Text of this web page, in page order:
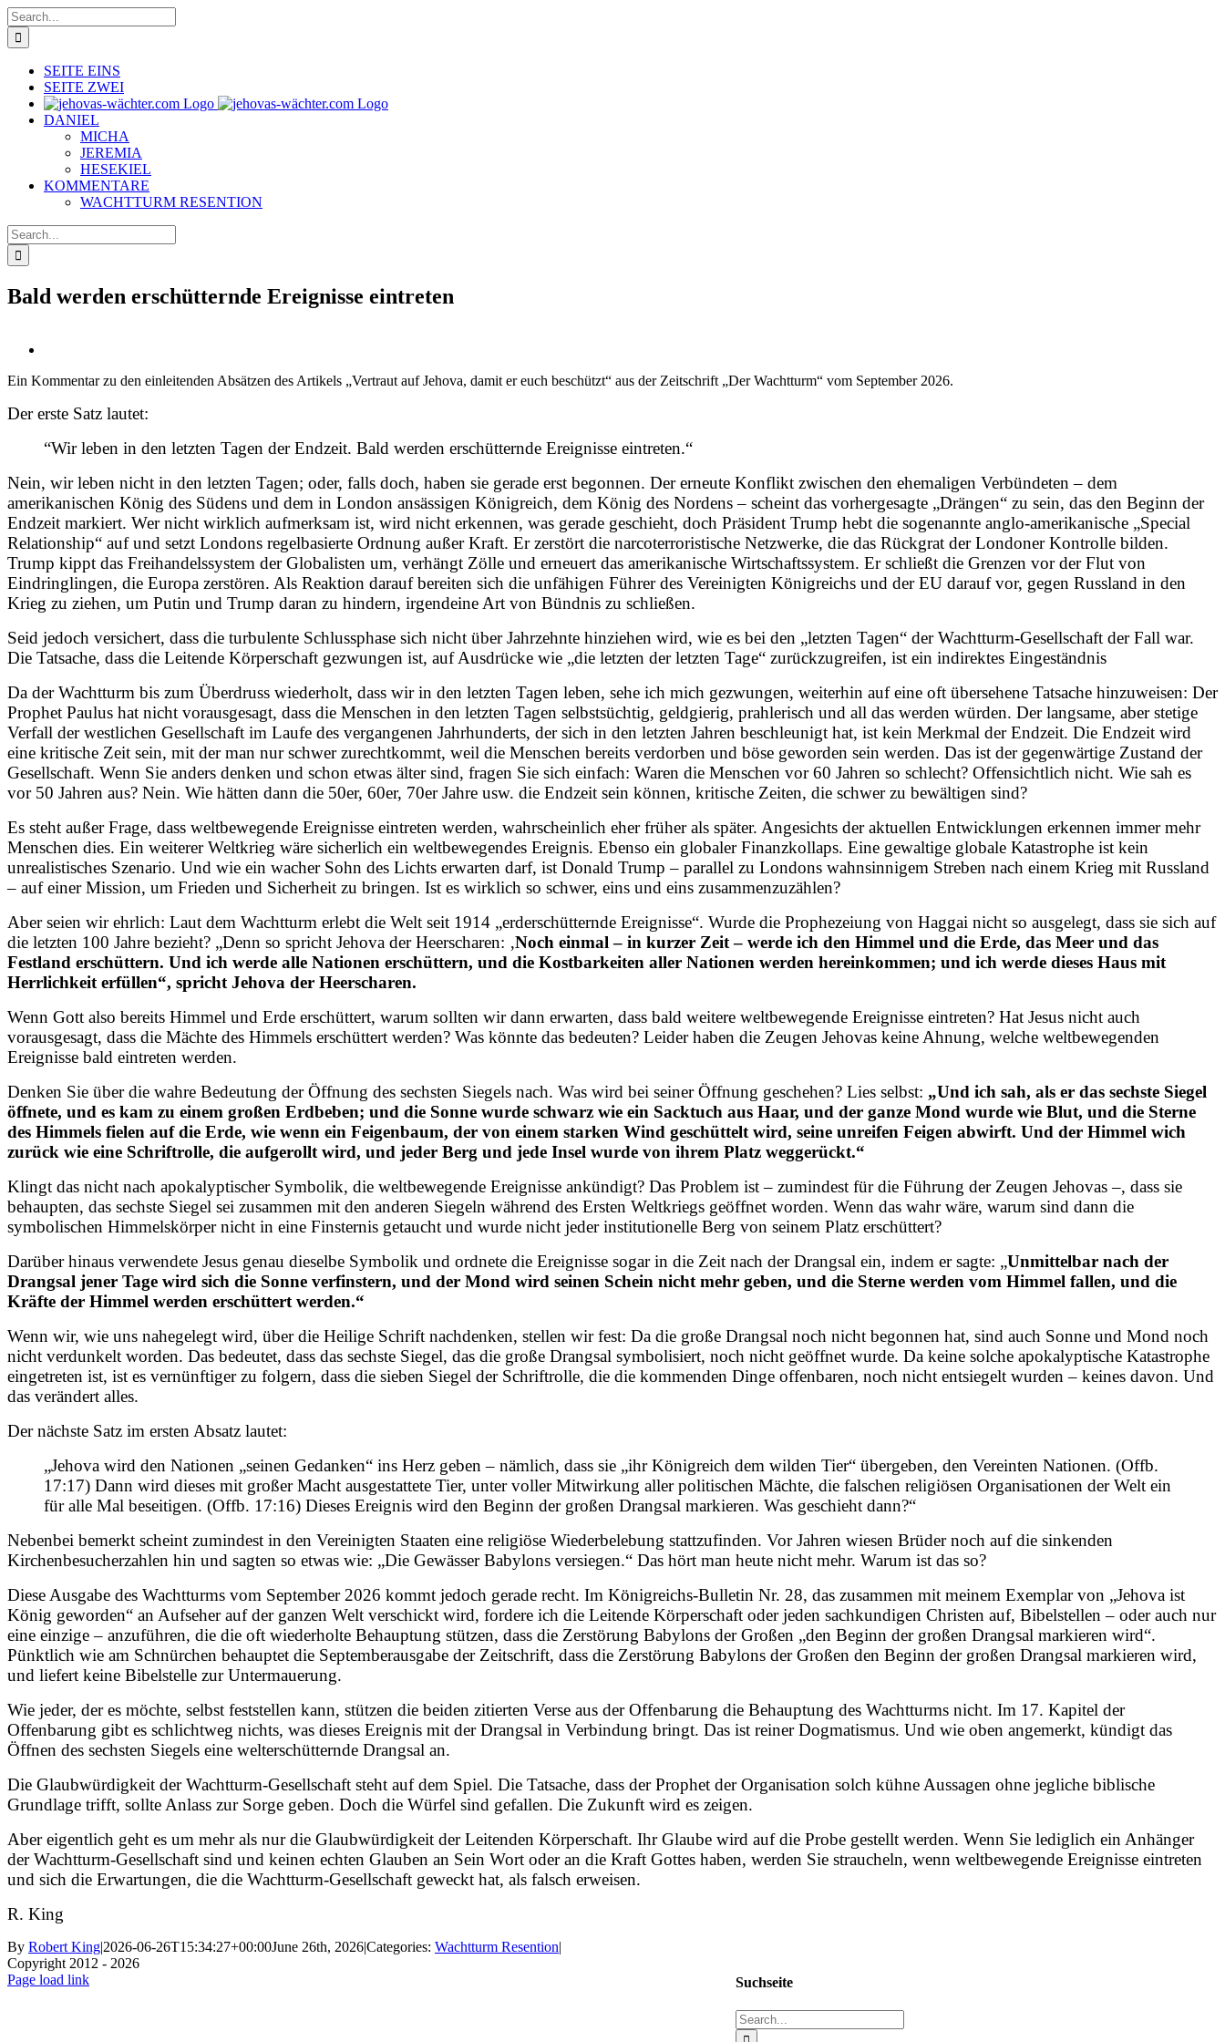
Skip
to
content
Search
for:
SEITE EINS
SEITE ZWEI
DANIEL
MICHA
JEREMIA
HESEKIEL
KOMMENTARE
WACHTTURM RESENTION
Search
for:
Bald werden erschütternde Ereignisse eintreten
Image
Ein Kommentar zu den einleitenden Absätzen des Artikels „Vertraut auf Jehova, damit er euch beschützt“ aus der Zeitschrift „Der Wachtturm“ vom September 2026.
Der erste Satz lautet:
“Wir leben in den letzten Tagen der Endzeit. Bald werden erschütternde Ereignisse eintreten.“
Nein, wir leben nicht in den letzten Tagen; oder, falls doch, haben sie gerade erst begonnen. Der erneute Konflikt zwischen den ehemaligen Verbündeten – dem
amerikanischen König des Südens und dem in London ansässigen Königreich, dem König des Nordens – scheint das vorhergesagte „Drängen“ zu sein, das den Beginn der
Endzeit markiert. Wer nicht wirklich aufmerksam ist, wird nicht erkennen, was gerade geschieht, doch Präsident Trump hebt die sogenannte anglo-amerikanische „Special
Relationship“ auf und setzt Londons regelbasierte Ordnung außer Kraft. Er zerstört die narcoterroristische Netzwerke, die das Rückgrat der Londoner Kontrolle bilden.
Trump kippt das Freihandelssystem der Globalisten um, verhängt Zölle und erneuert das amerikanische Wirtschaftssystem. Er schließt die Grenzen vor der Flut von
Eindringlingen, die Europa zerstören. Als Reaktion darauf bereiten sich die unfähigen Führer des Vereinigten Königreichs und der EU darauf vor, gegen Russland in den
Krieg zu ziehen, um Putin und Trump daran zu hindern, irgendeine Art von Bündnis zu schließen.
Seid jedoch versichert, dass die turbulente Schlussphase sich nicht über Jahrzehnte hinziehen wird, wie es bei den „letzten Tagen“ der Wachtturm-Gesellschaft der Fall war.
Die Tatsache, dass die Leitende Körperschaft gezwungen ist, auf Ausdrücke wie „die letzten der letzten Tage“ zurückzugreifen, ist ein indirektes Eingeständnis
Da der Wachtturm bis zum Überdruss wiederholt, dass wir in den letzten Tagen leben, sehe ich mich gezwungen, weiterhin auf eine oft übersehene Tatsache hinzuweisen: Der
Prophet Paulus hat nicht vorausgesagt, dass die Menschen in den letzten Tagen selbstsüchtig, geldgierig, prahlerisch und all das werden würden. Der langsame, aber stetige
Verfall der westlichen Gesellschaft im Laufe des vergangenen Jahrhunderts, der sich in den letzten Jahren beschleunigt hat, ist kein Merkmal der Endzeit. Die Endzeit wird
eine kritische Zeit sein, mit der man nur schwer zurechtkommt, weil die Menschen bereits verdorben und böse geworden sein werden. Das ist der gegenwärtige Zustand der
Gesellschaft. Wenn Sie anders denken und schon etwas älter sind, fragen Sie sich einfach: Waren die Menschen vor 60 Jahren so schlecht? Offensichtlich nicht. Wie sah es
vor 50 Jahren aus? Nein. Wie hätten dann die 50er, 60er, 70er Jahre usw. die Endzeit sein können, kritische Zeiten, die schwer zu bewältigen sind?
Es steht außer Frage, dass weltbewegende Ereignisse eintreten werden, wahrscheinlich eher früher als später. Angesichts der aktuellen Entwicklungen erkennen immer mehr
Menschen dies. Ein weiterer Weltkrieg wäre sicherlich ein weltbewegendes Ereignis. Ebenso ein globaler Finanzkollaps. Eine gewaltige globale Katastrophe ist kein
unrealistisches Szenario. Und wie ein wacher Sohn des Lichts erwarten darf, ist Donald Trump – parallel zu Londons wahnsinnigem Streben nach einem Krieg mit Russland
– auf einer Mission, um Frieden und Sicherheit zu bringen. Ist es wirklich so schwer, eins und eins zusammenzuzählen?
Aber seien wir ehrlich: Laut dem Wachtturm erlebt die Welt seit 1914 „erderschütternde Ereignisse“. Wurde die Prophezeiung von Haggai nicht so ausgelegt, dass sie sich auf
die letzten 100 Jahre bezieht? „Denn so spricht Jehova der Heerscharen: ‚Noch einmal – in kurzer Zeit – werde ich den Himmel und die Erde, das Meer und das
Festland erschüttern. Und ich werde alle Nationen erschüttern, und die Kostbarkeiten aller Nationen werden hereinkommen; und ich werde dieses Haus mit
Herrlichkeit erfüllen“, spricht Jehova der Heerscharen.
Wenn Gott also bereits Himmel und Erde erschüttert, warum sollten wir dann erwarten, dass bald weitere weltbewegende Ereignisse eintreten? Hat Jesus nicht auch
vorausgesagt, dass die Mächte des Himmels erschüttert werden? Was könnte das bedeuten? Leider haben die Zeugen Jehovas keine Ahnung, welche weltbewegenden
Ereignisse bald eintreten werden.
Denken Sie über die wahre Bedeutung der Öffnung des sechsten Siegels nach. Was wird bei seiner Öffnung geschehen? Lies selbst: „Und ich sah, als er das sechste Siegel
öffnete, und es kam zu einem großen Erdbeben; und die Sonne wurde schwarz wie ein Sacktuch aus Haar, und der ganze Mond wurde wie Blut, und die Sterne
des Himmels fielen auf die Erde, wie wenn ein Feigenbaum, der von einem starken Wind geschüttelt wird, seine unreifen Feigen abwirft. Und der Himmel wich
zurück wie eine Schriftrolle, die aufgerollt wird, und jeder Berg und jede Insel wurde von ihrem Platz weggerückt.“
Klingt das nicht nach apokalyptischer Symbolik, die weltbewegende Ereignisse ankündigt? Das Problem ist – zumindest für die Führung der Zeugen Jehovas –, dass sie
behaupten, das sechste Siegel sei zusammen mit den anderen Siegeln während des Ersten Weltkriegs geöffnet worden. Wenn das wahr wäre, warum sind dann die
symbolischen Himmelskörper nicht in eine Finsternis getaucht und wurde nicht jeder institutionelle Berg von seinem Platz erschüttert?
Darüber hinaus verwendete Jesus genau dieselbe Symbolik und ordnete die Ereignisse sogar in die Zeit nach der Drangsal ein, indem er sagte: „Unmittelbar nach der
Drangsal jener Tage wird sich die Sonne verfinstern, und der Mond wird seinen Schein nicht mehr geben, und die Sterne werden vom Himmel fallen, und die
Kräfte der Himmel werden erschüttert werden.“
Wenn wir, wie uns nahegelegt wird, über die Heilige Schrift nachdenken, stellen wir fest: Da die große Drangsal noch nicht begonnen hat, sind auch Sonne und Mond noch
nicht verdunkelt worden. Das bedeutet, dass das sechste Siegel, das die große Drangsal symbolisiert, noch nicht geöffnet wurde. Da keine solche apokalyptische Katastrophe
eingetreten ist, ist es vernünftiger zu folgern, dass die sieben Siegel der Schriftrolle, die die kommenden Dinge offenbaren, noch nicht entsiegelt wurden – keines davon. Und
das verändert alles.
Der nächste Satz im ersten Absatz lautet:
„Jehova wird den Nationen „seinen Gedanken“ ins Herz geben – nämlich, dass sie „ihr Königreich dem wilden Tier“ übergeben, den Vereinten Nationen. (Offb.
17:17) Dann wird dieses mit großer Macht ausgestattete Tier, unter voller Mitwirkung aller politischen Mächte, die falschen religiösen Organisationen der Welt ein
für alle Mal beseitigen. (Offb. 17:16) Dieses Ereignis wird den Beginn der großen Drangsal markieren. Was geschieht dann?“
Nebenbei bemerkt scheint zumindest in den Vereinigten Staaten eine religiöse Wiederbelebung stattzufinden. Vor Jahren wiesen Brüder noch auf die sinkenden
Kirchenbesucherzahlen hin und sagten so etwas wie: „Die Gewässer Babylons versiegen.“ Das hört man heute nicht mehr. Warum ist das so?
Diese Ausgabe des Wachtturms vom September 2026 kommt jedoch gerade recht. Im Königreichs-Bulletin Nr. 28, das zusammen mit meinem Exemplar von „Jehova ist
König geworden“ an Aufseher auf der ganzen Welt verschickt wird, fordere ich die Leitende Körperschaft oder jeden sachkundigen Christen auf, Bibelstellen – oder auch nur
eine einzige – anzuführen, die die oft wiederholte Behauptung stützen, dass die Zerstörung Babylons der Großen „den Beginn der großen Drangsal markieren wird“.
Pünktlich wie am Schnürchen behauptet die Septemberausgabe der Zeitschrift, dass die Zerstörung Babylons der Großen den Beginn der großen Drangsal markieren wird,
und liefert keine Bibelstelle zur Untermauerung.
Wie jeder, der es möchte, selbst feststellen kann, stützen die beiden zitierten Verse aus der Offenbarung die Behauptung des Wachtturms nicht. Im 17. Kapitel der
Offenbarung gibt es schlichtweg nichts, was dieses Ereignis mit der Drangsal in Verbindung bringt. Das ist reiner Dogmatismus. Und wie oben angemerkt, kündigt das
Öffnen des sechsten Siegels eine welterschütternde Drangsal an.
Die Glaubwürdigkeit der Wachtturm-Gesellschaft steht auf dem Spiel. Die Tatsache, dass der Prophet der Organisation solch kühne Aussagen ohne jegliche biblische
Grundlage trifft, sollte Anlass zur Sorge geben. Doch die Würfel sind gefallen. Die Zukunft wird es zeigen.
Aber eigentlich geht es um mehr als nur die Glaubwürdigkeit der Leitenden Körperschaft. Ihr Glaube wird auf die Probe gestellt werden. Wenn Sie lediglich ein Anhänger
der Wachtturm-Gesellschaft sind und keinen echten Glauben an Sein Wort oder an die Kraft Gottes haben, werden Sie straucheln, wenn weltbewegende Ereignisse eintreten
und sich die Erwartungen, die die Wachtturm-Gesellschaft geweckt hat, als falsch erweisen.
R. King
By Robert King|2026-06-26T15:34:27+00:00June 26th, 2026|Categories: Wachtturm Resention|
Suchseite
Search
for:
Copyright 2012 - 2026
Facebook
X
Instagram
Pinterest
Page load link